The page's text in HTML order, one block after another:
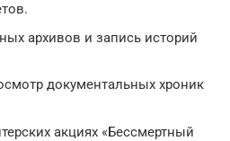
архивов и запись историй
документальных хроник
акциях «Бессмертный